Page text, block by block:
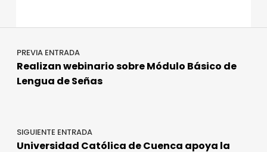
e
o
tee
n
p
rt
Navegación de entradas
PREVIA ENTRADA
Realizan webinario sobre Módulo Básico de
Lengua de Señas
SIGUIENTE ENTRADA
Universidad Católica de Cuenca apoya la